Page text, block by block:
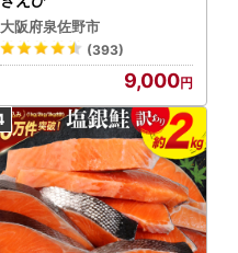
大阪府泉佐野市
(393)
9,000